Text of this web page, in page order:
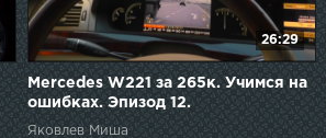
26:29
Mercedes W221 за 265к. Учимся на
ошибках. Эпизод 12.
Яковлев Миша